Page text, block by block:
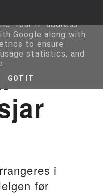
i
før
to deliver its
Your IP address
Google along with
to ensure
statistics, and
GOT IT